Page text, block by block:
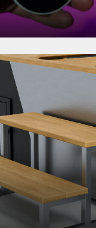
Ванны
в ней двум взрослым